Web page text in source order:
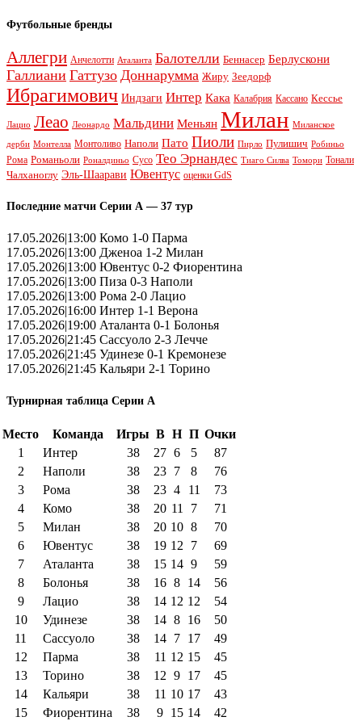
Футбольные бренды
Аллегри Анчелотти Аталанта Балотелли Беннасер Берлускони
Галлиани Гаттузо Доннарумма Жиру Зеедорф
Ибрагимович Индзаги Интер Кака Калабрия Кассано Кессье
Лацио Леао Леонардо Мальдини Меньян Милан Миланское
дерби Монтелла Монтоливо Наполи Пато Пиоли Пирло Пулишич Робиньо
Рома Романьоли Роналдиньо Сусо Тео Эрнандес Тиаго Силва Томори Тонали
Чалханоглу Эль-Шаарави Ювентус оценки GdS
Последние матчи Серии А — 37 тур
17.05.2026|13:00 Комо 1-0 Парма
17.05.2026|13:00 Дженоа 1-2 Милан
17.05.2026|13:00 Ювентус 0-2 Фиорентина
17.05.2026|13:00 Пиза 0-3 Наполи
17.05.2026|13:00 Рома 2-0 Лацио
17.05.2026|16:00 Интер 1-1 Верона
17.05.2026|19:00 Аталанта 0-1 Болонья
17.05.2026|21:45 Сассуоло 2-3 Лечче
17.05.2026|21:45 Удинезе 0-1 Кремонезе
17.05.2026|21:45 Кальяри 2-1 Торино
Турнирная таблица Серии А
Место Команда Игры В Н П Очки
1
Интер 38 27 6 5
87
2
Наполи 38 23 7 8
76
3
Рома 38 23 4 11
73
4
Комо 38 20 11 7
71
5
Милан 38 20 10 8
70
6
Ювентус 38 19 12 7
69
7
Аталанта 38 15 14 9
59
8
Болонья 38 16 8 14
56
9
Лацио 38 14 12 12
54
10
Удинезе 38 14 8 16
50
11
Сассуоло 38 14 7 17
49
12
Парма 38 11 12 15
45
13
Торино 38 12 9 17
45
14
Кальяри 38 11 10 17
43
15
Фиорентина 38 9 15 14
42